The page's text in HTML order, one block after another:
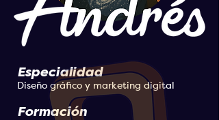
Especialidad
Diseño gráfico y marketing digital
Formación